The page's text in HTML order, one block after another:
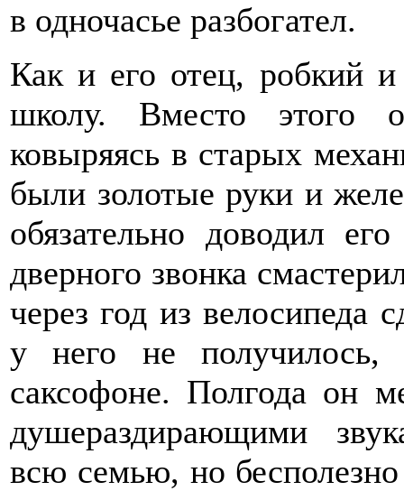
в одночасье разбогател.
Как и его отец, робкий и
школу. Вместо этого
ковыряясь в старых
были золотые руки и
обязательно доводил
дверного звонка
через год из велосипеда
у него не получилось,
саксофоне. Полгода он
душераздирающими
всю семью, но